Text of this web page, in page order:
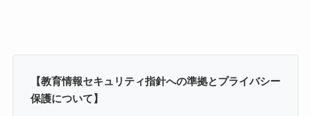
【教育情報セキュリティ指針への準拠とプライバシー
保護について】